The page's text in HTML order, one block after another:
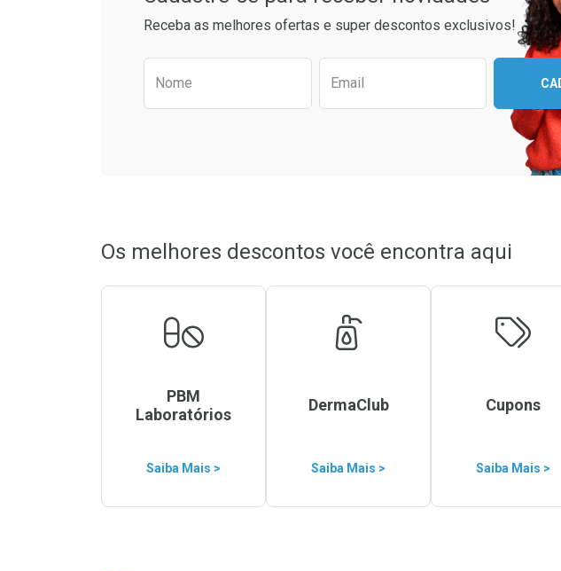
Ver Desconto Convênio
Receba as melhores ofertas e super descontos exclusivos!
Preencha o formulário abaixo para
Nome Email
Os melhores descontos você encontra aqui
PBM
Laboratórios
Saiba Mais >
DermaClub
Saiba Mais >
Cupons
Saiba Mais >